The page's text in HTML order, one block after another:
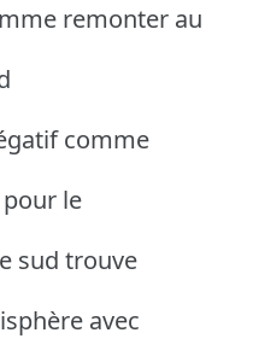
remonter au
comme
le
sud trouve
avec